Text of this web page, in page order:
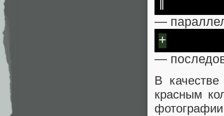
—
+
—
В
красным